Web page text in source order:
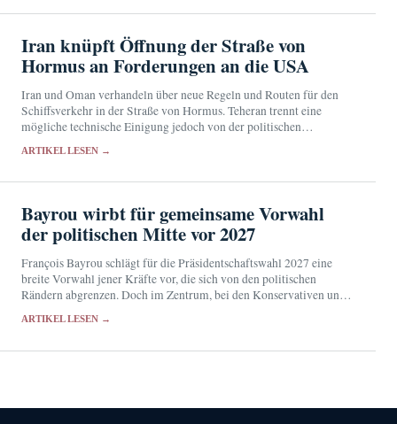
Iran knüpft Öffnung der Straße von
Hormus an Forderungen an die USA
Iran und Oman verhandeln über neue Regeln und Routen für den
Schiffsverkehr in der Straße von Hormus. Teheran trennt eine
mögliche technische Einigung jedoch von der politischen
ARTIKEL LESEN →
Bayrou wirbt für gemeinsame Vorwahl
der politischen Mitte vor 2027
François Bayrou schlägt für die Präsidentschaftswahl 2027 eine
breite Vorwahl jener Kräfte vor, die sich von den politischen
Rändern abgrenzen. Doch im Zentrum, bei den Konservativen und
ARTIKEL LESEN →